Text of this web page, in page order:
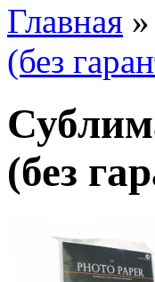
Главная »
(без
(без